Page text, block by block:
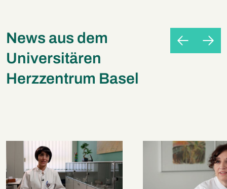
News aus dem
Universitären
Herzzentrum Basel